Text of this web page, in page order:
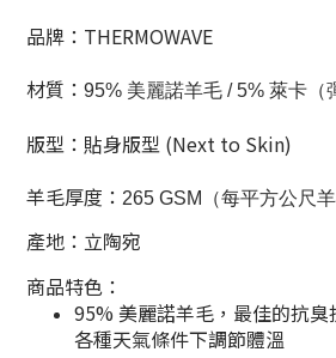
品牌：THERMOWAVE
材質： 95% 美麗諾羊毛 / 5% 萊卡（
版型：貼身版型 (Next to Skin)
羊毛厚度： 265 GSM（每平方公尺羊
產地：立陶宛
商品特色：
95% 美麗諾羊毛，最佳的抗
各種天氣條件下調節體溫